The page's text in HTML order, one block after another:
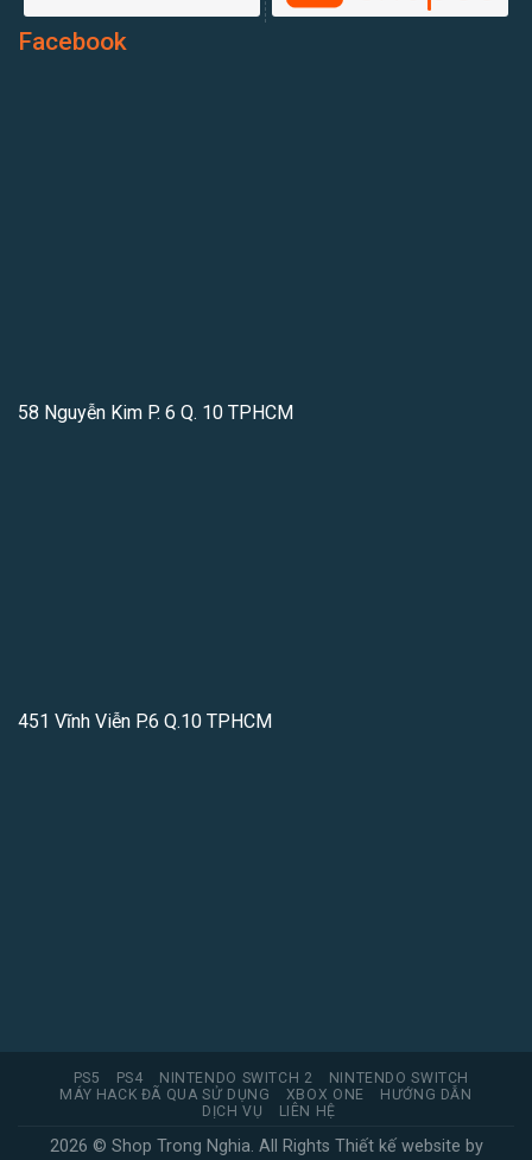
Facebook
58 Nguyễn Kim P. 6 Q. 10 TPHCM
451 Vĩnh Viễn P.6 Q.10 TPHCM
PS5 PS4 NINTENDO SWITCH 2
NINTENDO SWITCH
MÁY HACK ĐÃ QUA SỬ DỤNG
XBOX ONE
HƯỚNG DẪN
DỊCH VỤ
LIÊN HỆ
2026 © Shop Trong Nghia. All Rights Thiết kế website by